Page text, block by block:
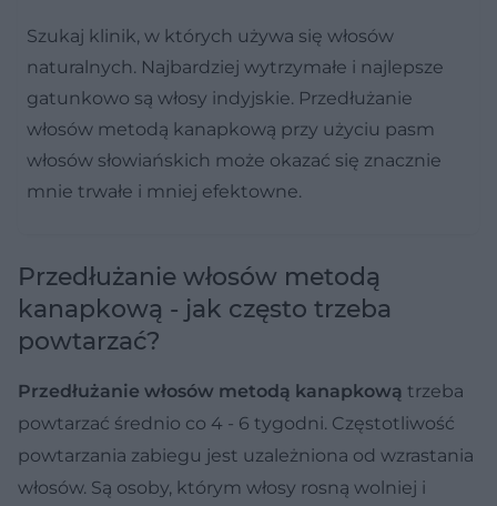
Szukaj klinik, w których używa się włosów
naturalnych. Najbardziej wytrzymałe i najlepsze
gatunkowo są włosy indyjskie. Przedłużanie
włosów metodą kanapkową przy użyciu pasm
włosów słowiańskich może okazać się znacznie
mnie trwałe i mniej efektowne.
Przedłużanie włosów metodą
kanapkową - jak często trzeba
powtarzać?
Przedłużanie włosów metodą kanapkową trzeba
powtarzać średnio co 4 - 6 tygodni. Częstotliwość
powtarzania zabiegu jest uzależniona od wzrastania
włosów. Są osoby, którym włosy rosną wolniej i